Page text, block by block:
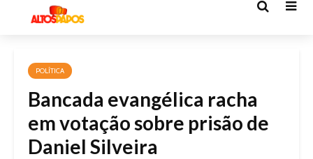
POLÍTICA
Bancada evangélica racha
em votação sobre prisão de
Daniel Silveira